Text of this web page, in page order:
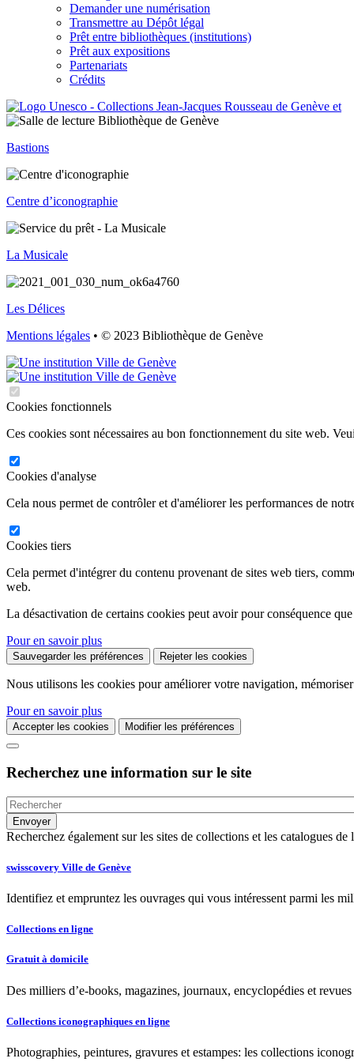
Demander une numérisation
Transmettre au Dépôt légal
Prêt entre bibliothèques (institutions)
Prêt aux expositions
Partenariats
Crédits
Bastions
Centre d’iconographie
La Musicale
Les Délices
Mentions légales • © 2023 Bibliothèque de Genève
Cookies fonctionnels
Ces cookies sont nécessaires au bon fonctionnement du site web.
Cookies d'analyse
Cela nous permet de contrôler et d'améliorer les performances de
Cookies tiers
Cela permet d'intégrer du contenu provenant de sites web tiers,
web.
La désactivation de certains cookies peut avoir pour conséquence
Pour en savoir plus
Sauvegarder les préférences Rejeter les cookies
Nous utilisons les cookies pour améliorer votre navigation,
Pour en savoir plus
Accepter les cookies Modifier les préférences
Recherchez une information sur le site
Recherchez également sur les sites de collections et les catalogues
swisscovery Ville de Genève
Identifiez et empruntez les ouvrages qui vous intéressent parmi les
Collections en ligne
Gratuit à domicile
Des milliers d’e-books, magazines, journaux, encyclopédies et
Collections iconographiques en ligne
Photographies, peintures, gravures et estampes: les collections